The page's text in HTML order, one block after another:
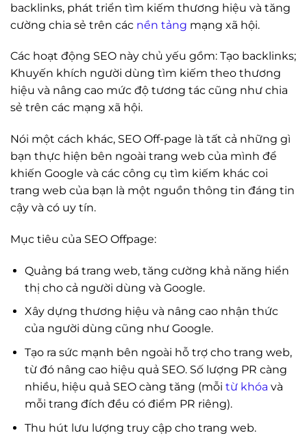
backlinks, phát triển tìm kiếm thương hiệu và tăng
cường chia sẻ trên các nền tảng mạng xã hội.
Các hoạt động SEO này chủ yếu gồm: Tạo backlinks;
Khuyến khích người dùng tìm kiếm theo thương
hiệu và nâng cao mức độ tương tác cũng như chia
sẻ trên các mạng xã hội.
Nói một cách khác, SEO Off-page là tất cả những gì
bạn thực hiện bên ngoài trang web của mình để
khiến Google và các công cụ tìm kiếm khác coi
trang web của bạn là một nguồn thông tin đáng tin
cậy và có uy tín.
Mục tiêu của SEO Offpage:
Quảng bá trang web, tăng cường khả năng hiển
thị cho cả người dùng và Google.
Xây dựng thương hiệu và nâng cao nhận thức
của người dùng cũng như Google.
Tạo ra sức mạnh bên ngoài hỗ trợ cho trang web,
từ đó nâng cao hiệu quả SEO. Số lượng PR càng
nhiều, hiệu quả SEO càng tăng (mỗi từ khóa và
mỗi trang đích đều có điểm PR riêng).
Thu hút lưu lượng truy cập cho trang web.